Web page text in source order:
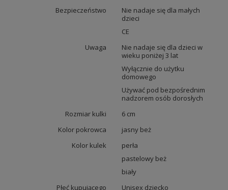
Bezpieczeństwo
Nie nadaje się dla małych
dzieci
CE
Uwaga
Nie nadaje się dla dzieci w
wieku poniżej 3 lat
Wyłącznie do użytku
domowego
Używać pod bezpośrednim
nadzorem osób dorosłych
Rozmiar kulki
6 cm
Kolor pokrowca
jasny beż
Kolor kulek
perła
pastelowy beż
biały
Płeć kupującego
Unisex dziecko